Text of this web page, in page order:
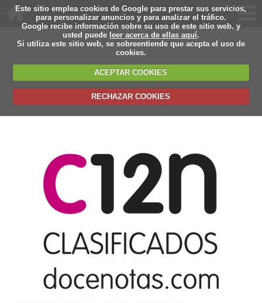
Este sitio emplea cookies de Google para prestar sus servicios,
para personalizar anuncios y para analizar el tráfico.
Google recibe información sobre su uso de este sitio web. y
usted puede leer acerca de ellas aquí.
Si utiliza este sitio web, se sobreentiende que acepta el uso de
cookies.
ACEPTAR COOKIES
RECHAZAR COOKIES